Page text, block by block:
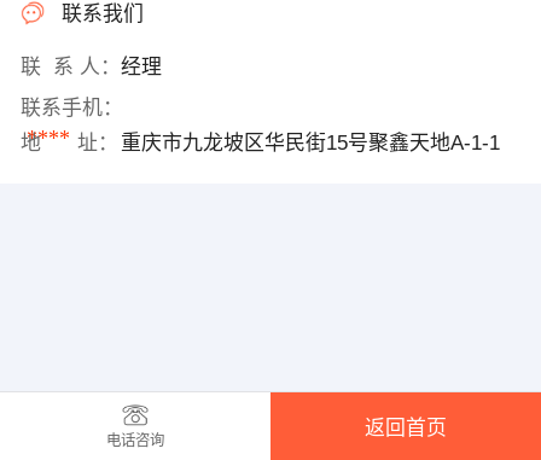
联系我们
联 系 人： 经理
联系手机：
****
地 址： 重庆市九龙坡区华民街15号聚鑫天地A-1-1
电话咨询
返回首页